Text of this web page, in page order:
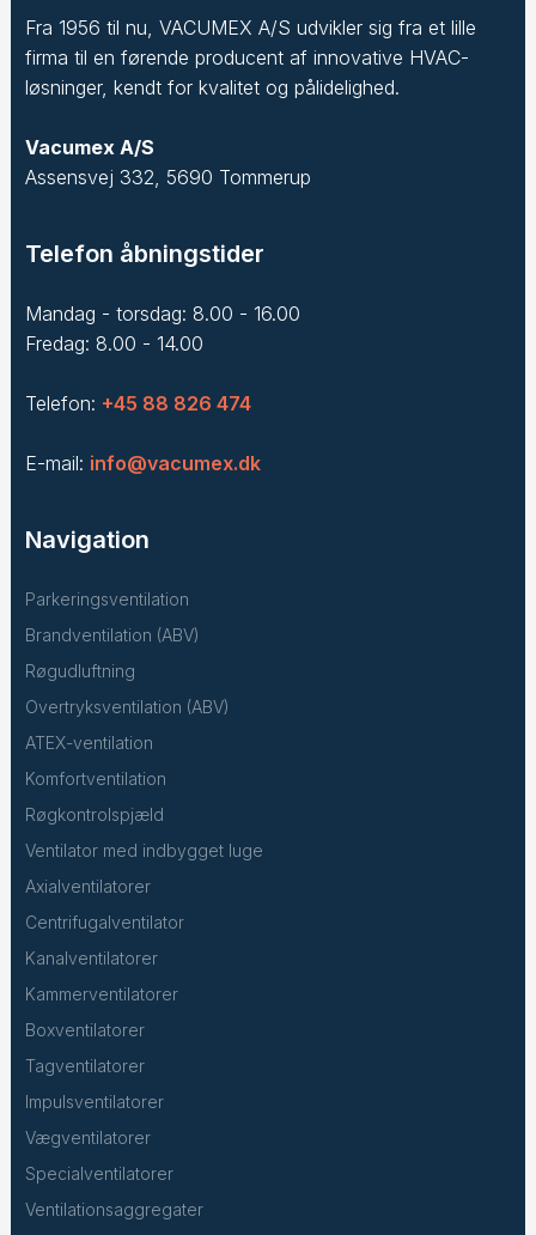
Fra 1956 til nu, VACUMEX A/S udvikler sig fra et lille
firma til en førende producent af innovative HVAC-
løsninger, kendt for kvalitet og pålidelighed.
Vacumex A/S
Assensvej 332, 5690 Tommerup
Telefon åbningstider
Mandag - torsdag: 8.00 - 16.00
Fredag: 8.00 - 14.00
Telefon: +45 88 826 474
E-mail: info@vacumex.dk
Navigation
Parkeringsventilation
Brandventilation (ABV)
Røgudluftning
Overtryksventilation (ABV)
ATEX-ventilation
Komfortventilation
Røgkontrolspjæld
Ventilator med indbygget luge
Axialventilatorer
Centrifugalventilator
Kanalventilatorer
Kammerventilatorer
Boxventilatorer
Tagventilatorer
Impulsventilatorer
Vægventilatorer
Specialventilatorer
Ventilationsaggregater